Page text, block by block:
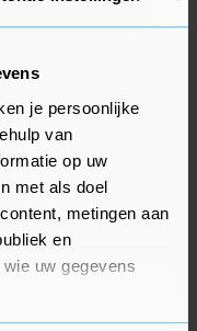
je persoonlijke
van
op uw
met als doel
metingen aan
en
uw gegevens